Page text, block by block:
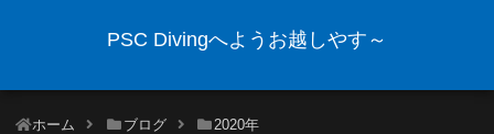
PSC Divingへようお越しやす～
ホーム ブログ 2020年